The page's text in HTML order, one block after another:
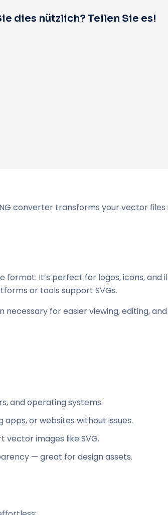
dies nützlich? Teilen Sie es!
converter transforms your vector
It’s perfect for logos, icons, and
or tools support SVGs.
for easier viewing, editing,
and operating systems.
apps, or websites without issues.
vector images like SVG.
— great for design assets.